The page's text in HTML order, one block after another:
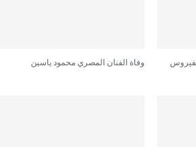
وفاة الفنان المصري محمود ياسين